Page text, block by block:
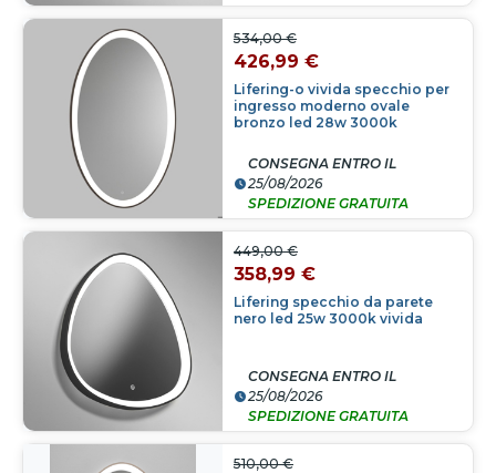
Lifering-o vivida specchio per
ingresso moderno ovale
bronzo led 28w 3000k
534,00 €
426,99 €
CONSEGNA ENTRO IL
25/08/2026
SPEDIZIONE GRATUITA
Lifering specchio da parete
nero led 25w 3000k vivida
449,00 €
358,99 €
CONSEGNA ENTRO IL
25/08/2026
SPEDIZIONE GRATUITA
510,00 €